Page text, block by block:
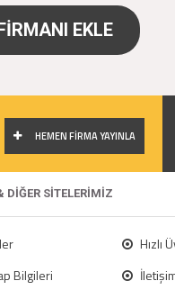
EKLE
HEMEN FİRMA YAYINLA
DİĞER SİTELERİMİZ
Hızlı
Bilgileri